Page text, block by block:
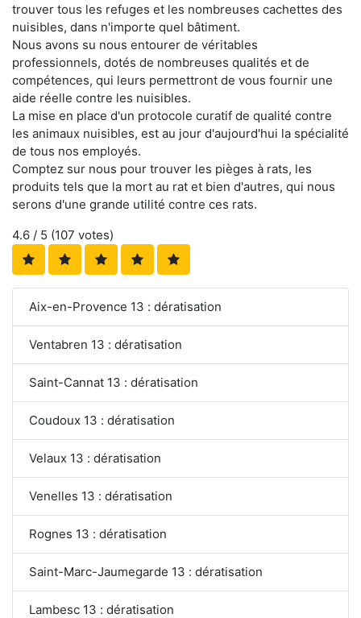
trouver tous les refuges et les nombreuses cachettes des
nuisibles, dans n'importe quel bâtiment.
Nous avons su nous entourer de véritables
professionnels, dotés de nombreuses qualités et de
compétences, qui leurs permettront de vous fournir une
aide réelle contre les nuisibles.
La mise en place d'un protocole curatif de qualité contre
les animaux nuisibles, est au jour d'aujourd'hui la spécialité
de tous nos employés.
Comptez sur nous pour trouver les pièges à rats, les
produits tels que la mort au rat et bien d'autres, qui nous
serons d'une grande utilité contre ces rats.
4.6 / 5 (107 votes)
Aix-en-Provence 13 : dératisation
Ventabren 13 : dératisation
Saint-Cannat 13 : dératisation
Coudoux 13 : dératisation
Velaux 13 : dératisation
Venelles 13 : dératisation
Rognes 13 : dératisation
Saint-Marc-Jaumegarde 13 : dératisation
Lambesc 13 : dératisation